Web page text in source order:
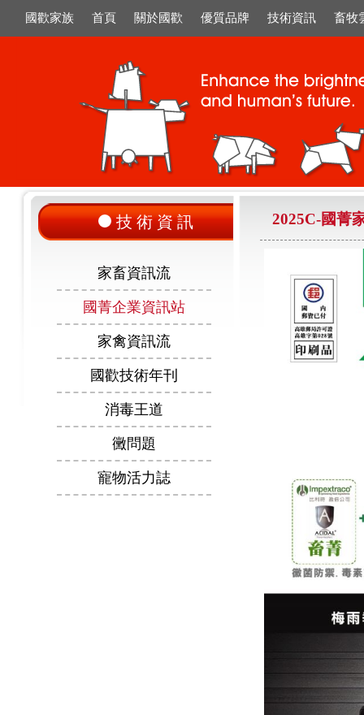
國歡家族 首頁 關於國歡 優質品牌 技術資訊 畜牧
技術資訊
家畜資訊流
國菁企業資訊站
家禽資訊流
國歡技術年刊
消毒王道
黴問題
寵物活力誌
2025C-國菁